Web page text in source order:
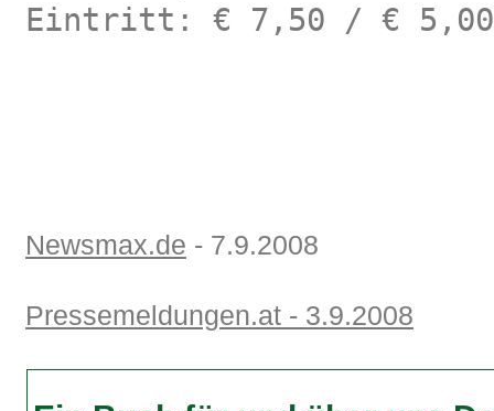
Eintritt: € 7,50 / € 5,00
Newsmax.de - 7.9.2008
Pressemeldungen.at - 3.9.2008